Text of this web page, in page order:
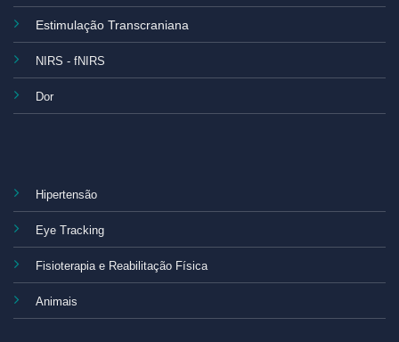
Estimulação Transcraniana
NIRS - fNIRS
Dor
Hipertensão
Eye Tracking
Fisioterapia e Reabilitação Física
Animais